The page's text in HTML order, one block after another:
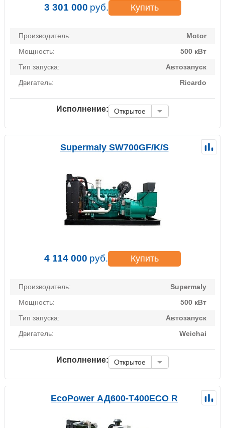
3 301 000 руб. Купить
Производитель:
Motor
Мощность:
500 кВт
Тип запуска:
Автозапуск
Двигатель:
Ricardo
Исполнение: Открытое
Supermaly SW700GF/K/S
4 114 000 руб. Купить
Производитель:
Supermaly
Мощность:
500 кВт
Тип запуска:
Автозапуск
Двигатель:
Weichai
Исполнение: Открытое
EcoPower АД600-T400ECO R